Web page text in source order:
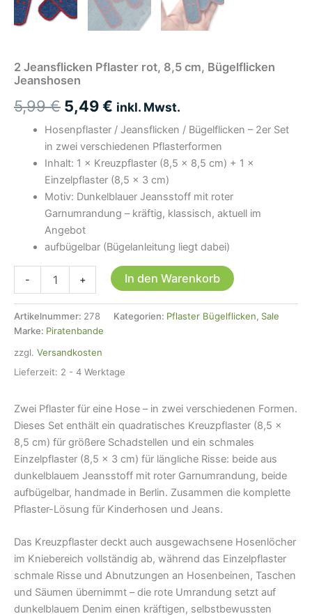
2 Jeansflicken Pflaster rot, 8,5 cm, Bügelflicken
Jeanshosen
5,99€ Ursprünglicher
Preis
war:
5,99 €
5,49€ Aktueller
Preis
ist:
5,49 €.
inkl. Mwst.
Hosenpflaster / Jeansflicken / Bügelflicken – 2er Set
in zwei verschiedenen Pflasterformen
Inhalt: 1 × Kreuzpflaster (8,5 × 8,5 cm) + 1 ×
Einzelpflaster (8,5 × 3 cm)
Motiv: Dunkelblauer Jeansstoff mit roter
Garnumrandung – kräftig, klassisch, aktuell im
Angebot
aufbügelbar (Bügelanleitung liegt dabei)
-
Jeansflicken
rot,
8,5
Bügelflicken
Jeanshosen
+ In den Warenkorb
Artikelnummer: 278 Kategorien: Pflaster Bügelflicken, Sale
Marke: Piratenbande
zzgl. Versandkosten
Lieferzeit: 2 - 4 Werktage
Zwei Pflaster für eine Hose – in zwei verschiedenen Formen.
Dieses Set enthält ein quadratisches Kreuzpflaster (8,5 ×
8,5 cm) für größere Schadstellen und ein schmales
Einzelpflaster (8,5 × 3 cm) für längliche Risse: beide aus
dunkelblauem Jeansstoff mit roter Garnumrandung, beide
aufbügelbar, handmade in Berlin. Zusammen die komplette
Pflaster-Lösung für Kinderhosen und Jeans.
Das Kreuzpflaster deckt auch ausgewachsene Hosenlöcher
im Kniebereich vollständig ab, während das Einzelpflaster
schmale Risse und Abnutzungen an Hosenbeinen, Taschen
und Säumen übernimmt – die rote Umrandung setzt auf
dunkelblauem Denim einen kräftigen, selbstbewussten